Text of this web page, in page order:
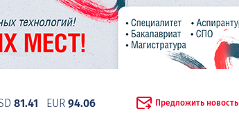
81.41 EUR 94.06 Предложить новость